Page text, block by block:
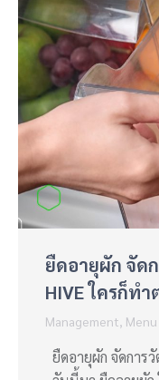
ยืดอายุผัก จัด
HIVE ใครก็ท
Management,
ยืดอายุผัก จัดการ